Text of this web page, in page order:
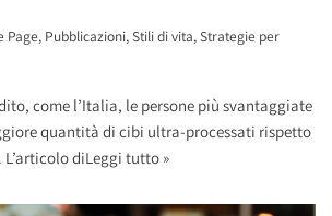
Page, Pubblicazioni,Stili di vita,Strategie per
come l’Italia, le persone più svantaggiate
quantità di cibi ultra-processati rispetto
diLeggi tutto »